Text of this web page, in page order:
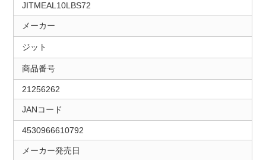
JITMEAL10LBS72
メーカー
ジット
商品番号
21256262
JANコード
4530966610792
メーカー発売日